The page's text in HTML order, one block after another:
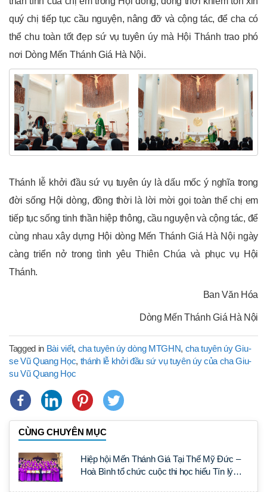
quý chị tiếp tục cầu nguyện, nâng đỡ và cộng tác, để cha có
thể chu toàn tốt đẹp sứ vụ tuyên úy mà Hội Thánh trao phó
nơi Dòng Mến Thánh Giá Hà Nội.
Thánh lễ khởi đầu sứ vụ tuyên úy là dấu mốc ý nghĩa trong
đời sống Hội dòng, đồng thời là lời mời gọi toàn thể chị em
tiếp tục sống tinh thần hiệp thông, cầu nguyện và cộng tác, để
cùng nhau xây dựng Hội dòng Mến Thánh Giá Hà Nội ngày
càng triển nở trong tình yêu Thiên Chúa và phục vụ Hội
Thánh.
Ban Văn Hóa
Dòng Mến Thánh Giá Hà Nội
Tagged in Bài viết, cha tuyên úy dòng MTGHN, cha tuyên úy Giu-
se Vũ Quang Học, thánh lễ khởi đầu sứ vụ tuyên úy của cha Giu-
su Vũ Quang Học
CÙNG CHUYÊN MỤC
Hiệp hội Mến Thánh Giá Tại Thế Mỹ Đức –
Hoà Bình tổ chức cuộc thi học hiểu Tín lý